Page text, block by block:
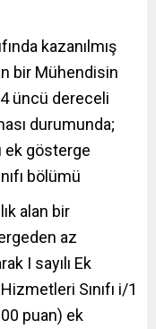
kazanılmış
bir Mühendisin
4 üncü dereceli
durumunda;
ek gösterge
bölümü
alan bir
az
I sayılı Ek
Sınıfı i/1
puan) ek